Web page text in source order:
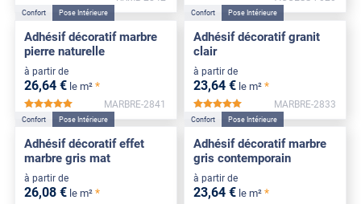
Confort Pose Intérieure
Adhésif décoratif marbre
pierre naturelle
à partir de
26,64 € le m² *
*****
MARBRE-2841
Confort Pose Intérieure
Adhésif décoratif granit
clair
à partir de
23,64 € le m² *
MARBRE-2833
Confort Pose Intérieure
Adhésif décoratif effet
marbre gris mat
à partir de
26,08 € le m² *
Confort Pose Intérieure
Adhésif décoratif marbre
gris contemporain
à partir de
23,64 € le m² *